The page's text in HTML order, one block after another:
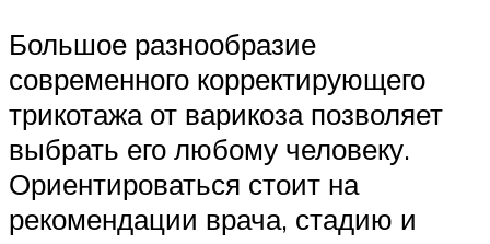
Большое разнообразие
современного корректирующего
трикотажа от варикоза позволяет
выбрать его любому человеку.
Ориентироваться стоит на
рекомендации врача, стадию и